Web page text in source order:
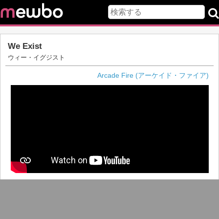
We Exist
ウィー・イグジスト
Arcade Fire (アーケイド・ファイア)